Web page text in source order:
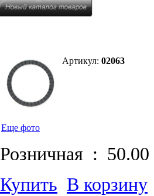
Еще фото
Артикул: 02063
Розничная : 50.00
Купить В корзину